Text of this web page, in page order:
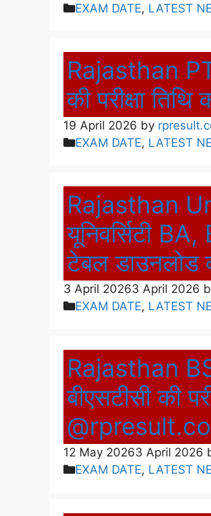
Categories
EXAM DATE, LATEST
Rajasthan
की परीक्षा
19 April 2026 by
Categories
EXAM DATE, LATEST
Rajasthan
यूनिवर्सिटी
टेबल डाउनलोड
3 April 20263 April 2026
Categories
EXAM DATE, LATEST
Rajasthan
बीएसटीसी की
12 May 20263 April 2026
Categories
EXAM DATE, LATEST